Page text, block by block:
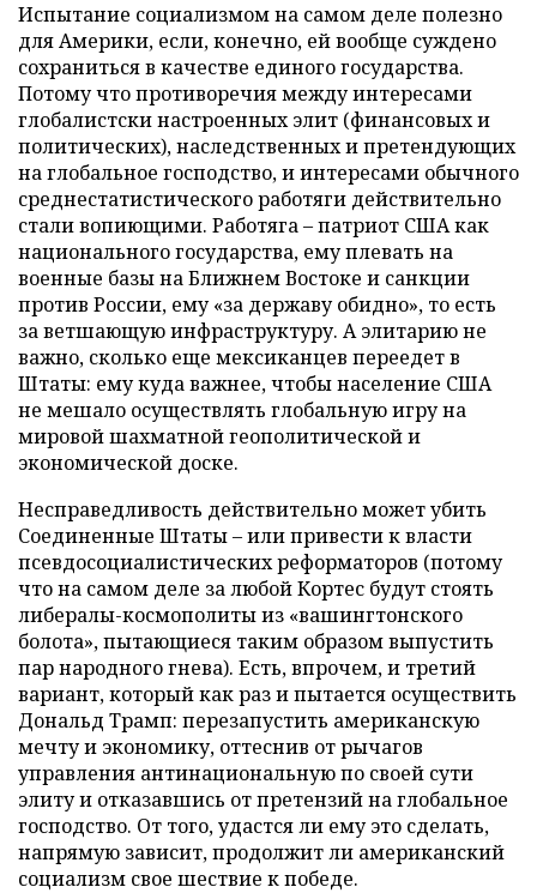
Испытание социализмом на самом деле полезно
для Америки, если, конечно, ей вообще суждено
сохраниться в качестве единого государства.
Потому что противоречия между интересами
глобалистски настроенных элит (финансовых и
политических), наследственных и претендующих
на глобальное господство, и интересами обычного
среднестатистического работяги действительно
стали вопиющими. Работяга – патриот США как
национального государства, ему плевать на
военные базы на Ближнем Востоке и санкции
против России, ему «за державу обидно», то есть
за ветшающую инфраструктуру. А элитарию не
важно, сколько еще мексиканцев переедет в
Штаты: ему куда важнее, чтобы население США
не мешало осуществлять глобальную игру на
мировой шахматной геополитической и
экономической доске.
Несправедливость действительно может убить
Соединенные Штаты – или привести к власти
псевдосоциалистических реформаторов (потому
что на самом деле за любой Кортес будут стоять
либералы-космополиты из «вашингтонского
болота», пытающиеся таким образом выпустить
пар народного гнева). Есть, впрочем, и третий
вариант, который как раз и пытается осуществить
Дональд Трамп: перезапустить американскую
мечту и экономику, оттеснив от рычагов
управления антинациональную по своей сути
элиту и отказавшись от претензий на глобальное
господство. От того, удастся ли ему это сделать,
напрямую зависит, продолжит ли американский
социализм свое шествие к победе.